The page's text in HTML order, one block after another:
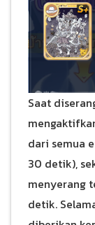
Saat
dari semua
30 detik),
menyerang
detik.